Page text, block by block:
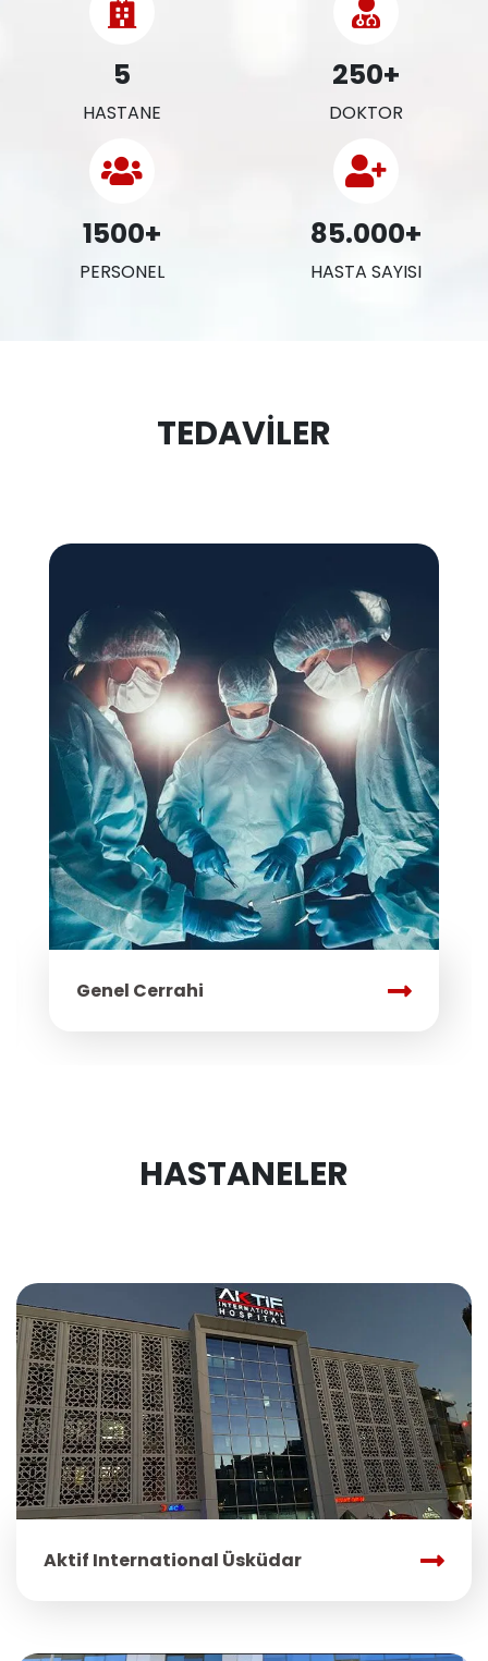
5
HASTANE
250+
DOKTOR
1500+
PERSONEL
85.000+
HASTA SAYISI
TEDAVILER
Genel Cerrahi
HASTANELER
Aktif International Üsküdar